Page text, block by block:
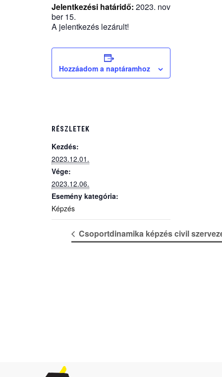
Jelent­ke­zé­si határ­idő: 2023. novem­
ber 15.
A jelent­ke­zés lezárult!
Hozzáadom a naptáramhoz
RÉSZLETEK
Kezdés:
2023.12.01.
Vége:
2023.12.06.
Esemény kategória:
Képzés
Csoportdinamika képzés civil